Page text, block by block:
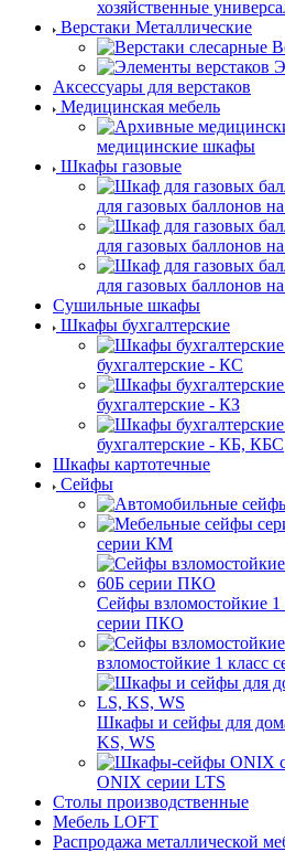
хозяйственные
Верстаки Металлические
Аксессуары для верстаков
Медицинская мебель
медицинские шкафы
Шкафы газовые
для газовых баллонов
для газовых баллонов
для газовых баллонов
Сушильные шкафы
Шкафы бухгалтерские
бухгалтерские - КС
бухгалтерские - КЗ
бухгалтерские - КБ, КБС
Шкафы картотечные
Сейфы
серии КМ
Сейфы взломостойкие 1
серии ПКО
взломостойкие 1 класс
Шкафы и сейфы для
KS, WS
ONIX серии LTS
Столы производственные
Мебель LOFT
Распродажа металлической